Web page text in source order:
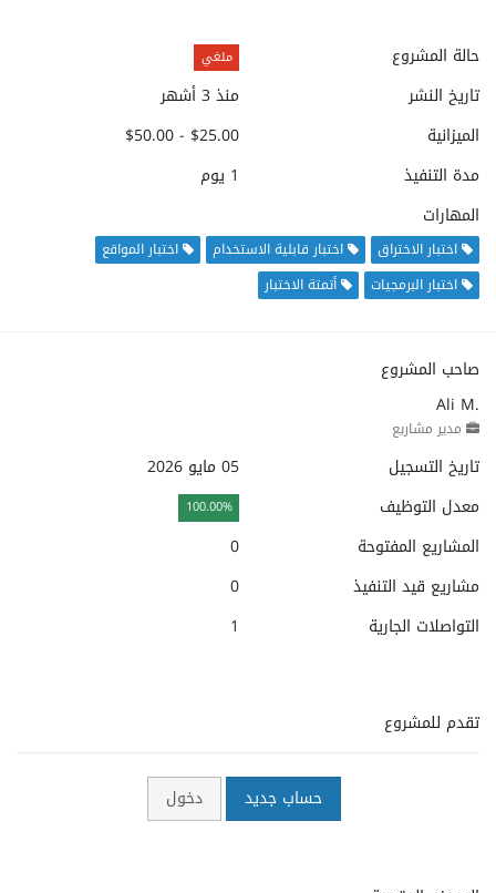
حالة المشروع ملغي
تاريخ النشر
منذ 3 أشهر
الميزانية
$25.00 - $50.00
مدة التنفيذ
1 يوم
المهارات
اختبار الاختراق اختبار قابلية الاستخدام
اختبار المواقع
اختبار البرمجيات
أتمتة الاختبار
صاحب المشروع
Ali M.
مدير مشاريع
تاريخ التسجيل
05 مايو 2026
معدل التوظيف
100.00%
المشاريع المفتوحة
0
مشاريع قيد التنفيذ
0
التواصلات الجارية
1
تقدم للمشروع
حساب جديد دخول